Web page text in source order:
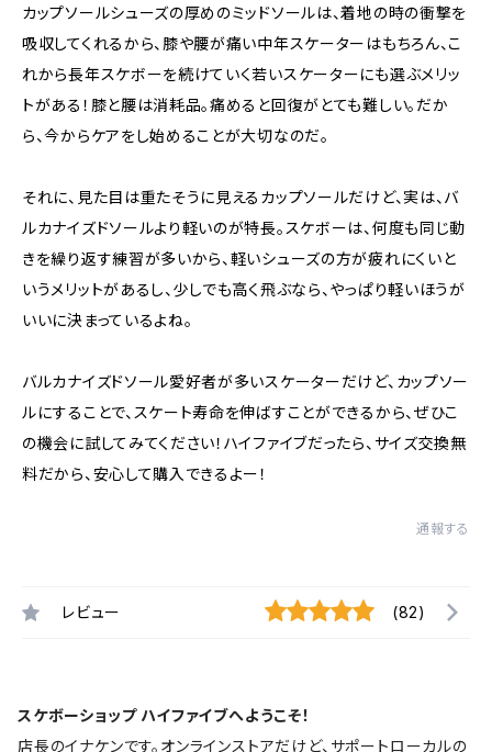
カップソールシューズの厚めのミッドソールは、着地の時の衝撃を
吸収してくれるから、膝や腰が痛い中年スケーターはもちろん、こ
れから長年スケボーを続けていく若いスケーターにも選ぶメリッ
トがある！膝と腰は消耗品。痛めると回復がとても難しい。だか
ら、今からケアをし始めることが大切なのだ。
それに、見た目は重たそうに見えるカップソールだけど、実は、バ
ルカナイズドソールより軽いのが特長。スケボーは、何度も同じ動
きを繰り返す練習が多いから、軽いシューズの方が疲れにくいと
いうメリットがあるし、少しでも高く飛ぶなら、やっぱり軽いほうが
いいに決まっているよね。
バルカナイズドソール愛好者が多いスケーターだけど、カップソー
ルにすることで、スケート寿命を伸ばすことができるから、ぜひこ
の機会に試してみてください！ハイファイブだったら、サイズ交換無
料だから、安心して購入できるよー！
通報する
レビュー (82)
スケボーショップ ハイファイブへようこそ！
店長のイナケンです。オンラインストアだけど、サポートローカルの